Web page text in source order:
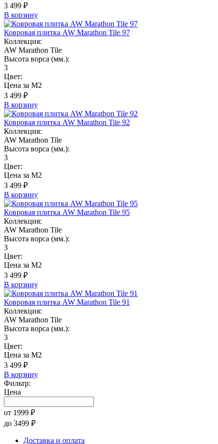
3 499 ₽
В корзину
Ковровая плитка AW Marathon Tile 97
Коллекция:
AW Marathon Tile
Высота ворса (мм.):
3
Цвет:
Цена за М2
3 499 ₽
В корзину
Ковровая плитка AW Marathon Tile 92
Коллекция:
AW Marathon Tile
Высота ворса (мм.):
3
Цвет:
Цена за М2
3 499 ₽
В корзину
Ковровая плитка AW Marathon Tile 95
Коллекция:
AW Marathon Tile
Высота ворса (мм.):
3
Цвет:
Цена за М2
3 499 ₽
В корзину
Ковровая плитка AW Marathon Tile 91
Коллекция:
AW Marathon Tile
Высота ворса (мм.):
3
Цвет:
Цена за М2
3 499 ₽
В корзину
Фильтр:
Цена
от 1999 ₽
до 3499 ₽
Доставка и оплата